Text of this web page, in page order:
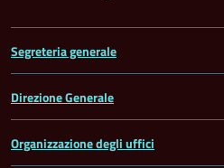
Segreteria generale
Direzione Generale
Organizzazione degli uffici